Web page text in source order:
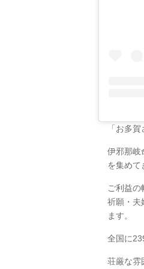
「お多
伊邪那岐
を集めて
ご利益の
祈願・夫
ます。
全国に
荘厳な雰